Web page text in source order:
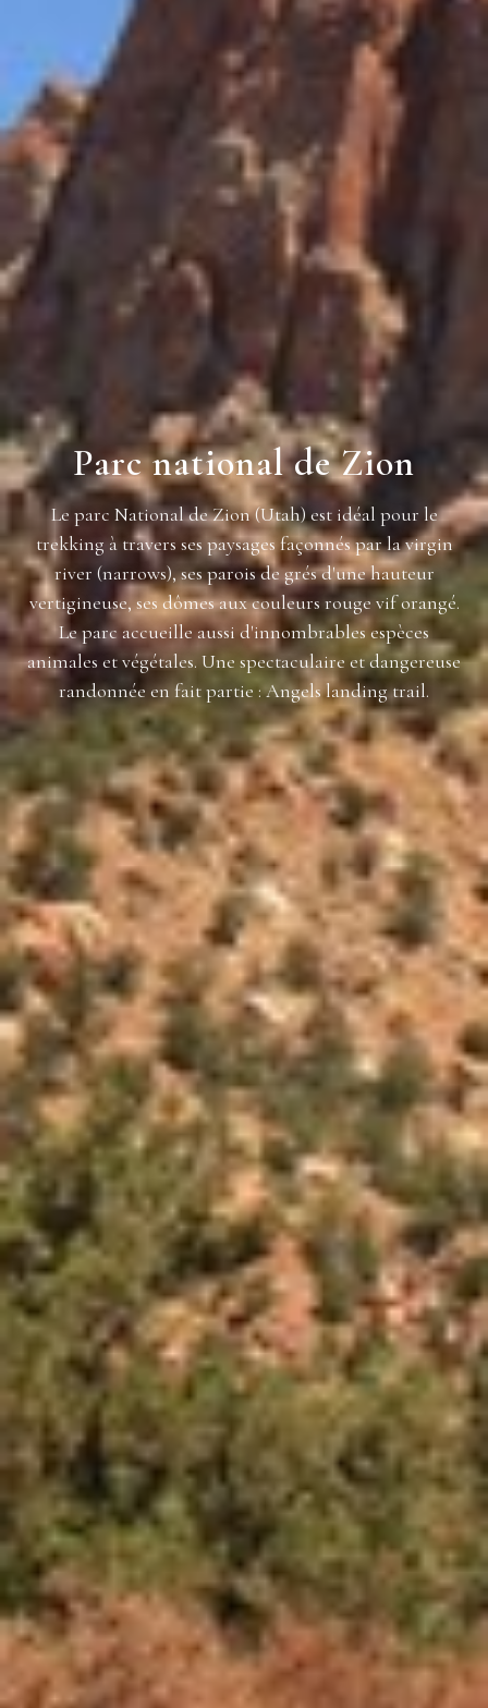
Parc national de Zion
Le parc National de Zion (Utah) est idéal pour le
trekking à travers ses paysages façonnés par la virgin
river (narrows), ses parois de grés d'une hauteur
vertigineuse, ses dômes aux couleurs rouge vif orangé.
Le parc accueille aussi d'innombrables espèces
animales et végétales. Une spectaculaire et dangereuse
randonnée en fait partie : Angels landing trail.